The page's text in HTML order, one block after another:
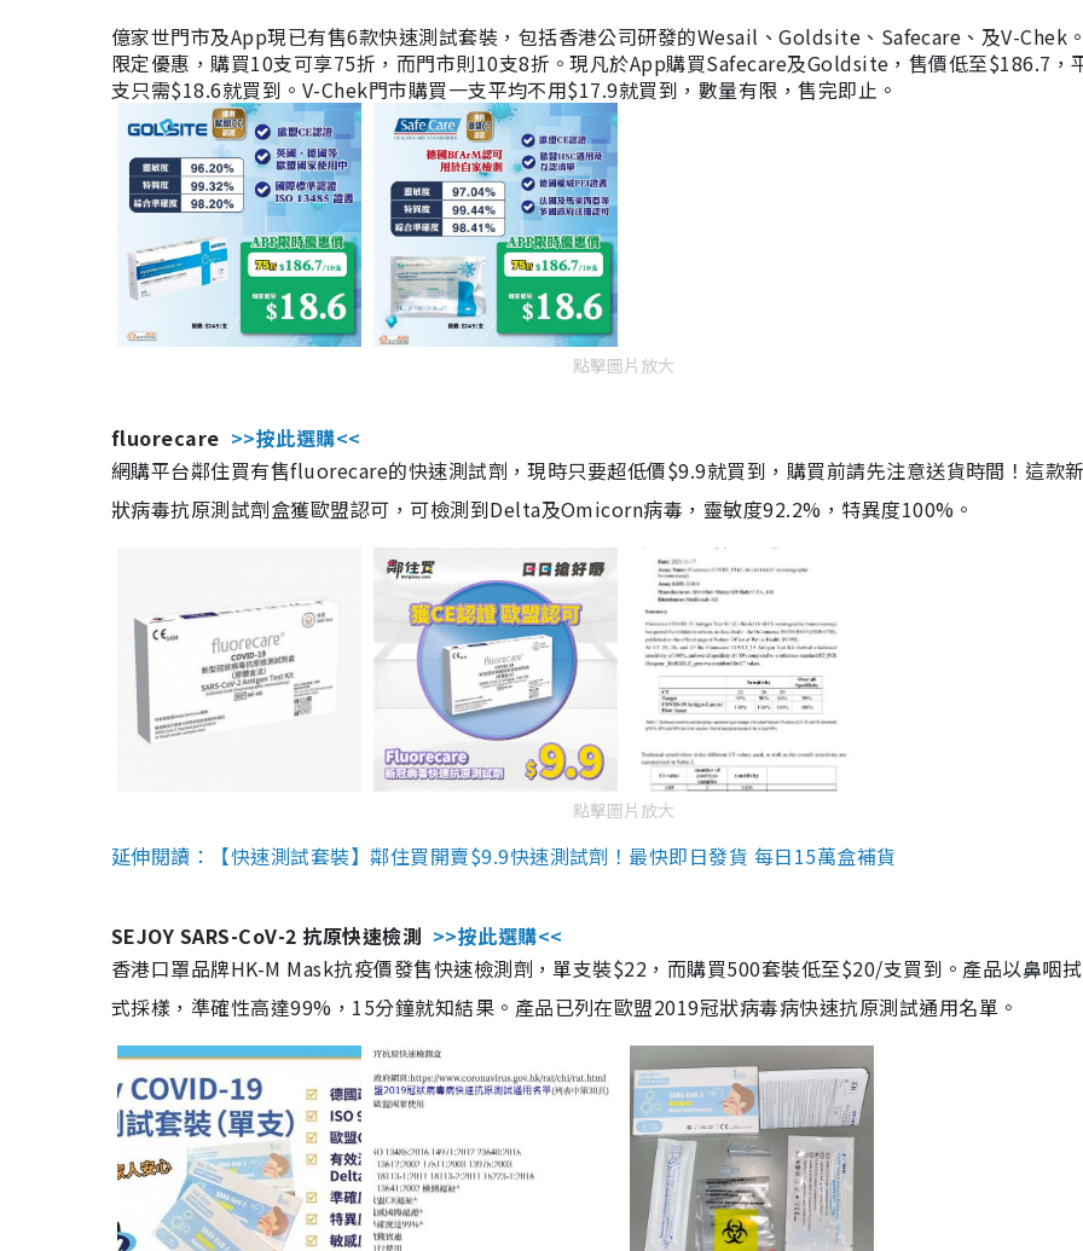
億家世門市及App現已有售6款快速測試套裝，包括香港公司研發的Wesail、Goldsite、Safecare、及V-Chek
限定優惠，購買10支可享75折，而門市則10支8折。現凡於App購買Safecare及Goldsite，售價低至$186.7，
支只需$18.6就買到。V-Chek門市購買一支平均不用$17.9就買到，數量有限，售完即止。
點擊圖片放大
fluorecare >>按此選購<<
網購平台鄰住買有售fluorecare的快速測試劑，現時只要超低價$9.9就買到，購買前請先注意送貨時間！這款
狀病毒抗原測試劑盒獲歐盟認可，可檢測到Delta及Omicorn病毒，靈敏度92.2%，特異度100%。
點擊圖片放大
延伸閱讀：【快速測試套裝】鄰住買開賣$9.9快速測試劑！最快即日發貨 每日15萬盒補貨
SEJOY SARS-CoV-2 抗原快速檢測 >>按此選購<<
香港口罩品牌HK-M Mask抗疫價發售快速檢測劑，單支裝$22，而購買500套裝低至$20/支買到。產品以鼻咽
式採樣，準確性高達99%，15分鐘就知結果。產品已列在歐盟2019冠狀病毒病快速抗原測試通用名單。